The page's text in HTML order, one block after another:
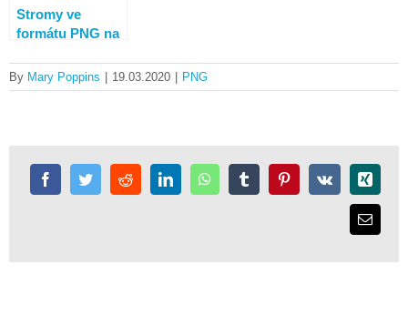
Stromy ve
formátu PNG na
pozadí – obrázky
zdarma
By Mary Poppins 19.03.2020 PNG